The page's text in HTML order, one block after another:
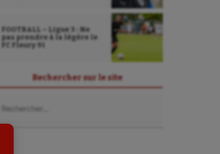
Sarbacane
Sport adapté
Sport handicap
FOOTBALL – Ligue 3 : Ne
pas prendre à la légère le
FC Fleury 91
Rechercher sur le site